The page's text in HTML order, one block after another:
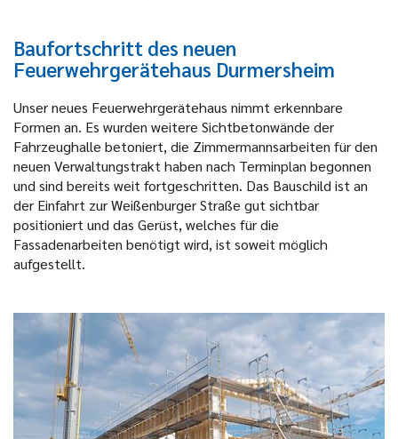
Baufortschritt des neuen
Feuerwehrgerätehaus Durmersheim
Unser neues Feuerwehrgerätehaus nimmt erkennbare
Formen an. Es wurden weitere Sichtbetonwände der
Fahrzeughalle betoniert, die Zimmermannsarbeiten für den
neuen Verwaltungstrakt haben nach Terminplan begonnen
und sind bereits weit fortgeschritten. Das Bauschild ist an
der Einfahrt zur Weißenburger Straße gut sichtbar
positioniert und das Gerüst, welches für die
Fassadenarbeiten benötigt wird, ist soweit möglich
aufgestellt.